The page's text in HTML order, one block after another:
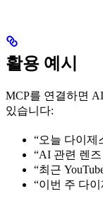
활용 예시
MCP를 연결하면
있습니다:
“오늘 다이제
“AI 관련 렌
“최근
“이번 주 다